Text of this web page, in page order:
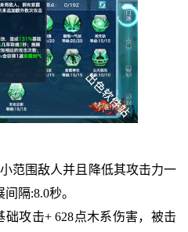
范围敌人并且降低其攻击力一
隔:8.0秒。
础攻击+ 628点木系伤害，被击